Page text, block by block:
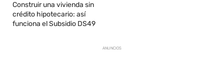
Construir una vivienda sin
crédito hipotecario: así
funciona el Subsidio DS49
ANUNCIOS